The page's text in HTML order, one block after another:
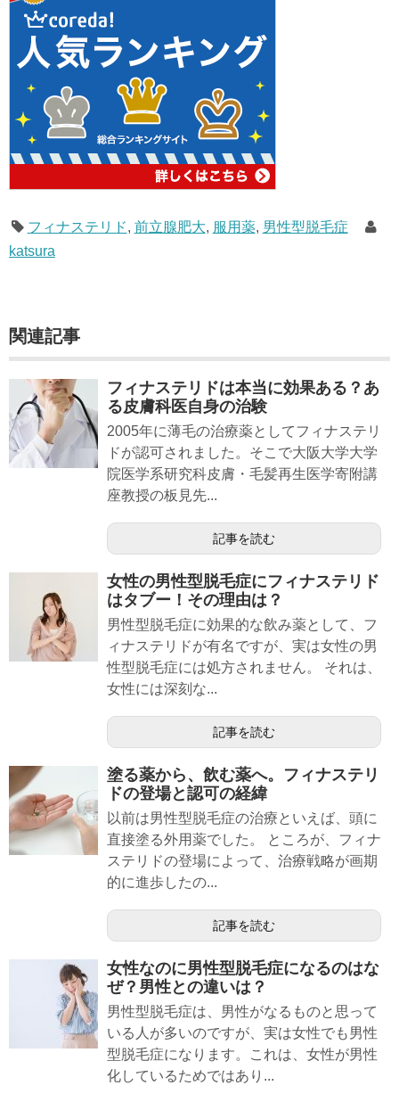
フィナステリド, 前立腺肥大, 服用薬, 男性型脱毛症
katsura
関連記事
フィナステリドは本当に効果ある？あ
る皮膚科医自身の治験
2005年に薄毛の治療薬としてフィナステリ
ドが認可されました。そこで大阪大学大学
院医学系研究科皮膚・毛髪再生医学寄附講
座教授の板見先...
記事を読む
女性の男性型脱毛症にフィナステリド
はタブー！その理由は？
男性型脱毛症に効果的な飲み薬として、フ
ィナステリドが有名ですが、実は女性の男
性型脱毛症には処方されません。 それは、
女性には深刻な...
記事を読む
塗る薬から、飲む薬へ。フィナステリ
ドの登場と認可の経緯
以前は男性型脱毛症の治療といえば、頭に
直接塗る外用薬でした。 ところが、フィナ
ステリドの登場によって、治療戦略が画期
的に進歩したの...
記事を読む
女性なのに男性型脱毛症になるのはな
ぜ？男性との違いは？
男性型脱毛症は、男性がなるものと思って
いる人が多いのですが、実は女性でも男性
型脱毛症になります。これは、女性が男性
化しているためではあり...